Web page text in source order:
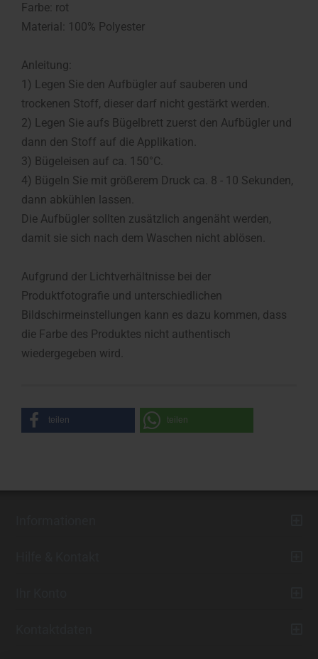
Farbe: rot
Material: 100% Polyester
Anleitung:
1) Legen Sie den Aufbügler auf sauberen und
trockenen Stoff, dieser darf nicht gestärkt werden.
2) Legen Sie aufs Bügelbrett zuerst den Aufbügler und
dann den Stoff auf die Applikation.
3) Bügeleisen auf ca. 150°C.
4) Bügeln Sie mit größerem Druck ca. 8 - 10 Sekunden,
dann abkühlen lassen.
Die Aufbügler sollten zusätzlich angenäht werden,
damit sie sich nach dem Waschen nicht ablösen.
Aufgrund der Lichtverhältnisse bei der
Produktfotografie und unterschiedlichen
Bildschirmeinstellungen kann es dazu kommen, dass
die Farbe des Produktes nicht authentisch
wiedergegeben wird.
teilen teilen